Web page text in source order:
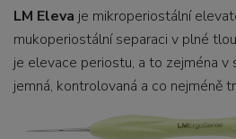
LM Eleva je mikroperiostální
mukoperiostální separaci v plné
je elevace periostu, a to zejména v
jemná, kontrolovaná a co nejméně